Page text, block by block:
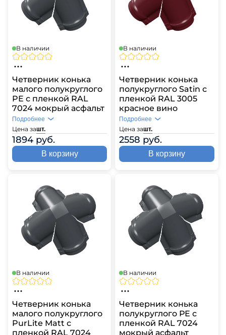
В наличии
Четверник конька
малого полукруглого
PE с пленкой RAL
7024 мокрый асфальт
Цена зашт.
1894 руб.
Подробнее
В корзину
В наличии
Четверник конька
полукруглого Satin с
пленкой RAL 3005
красное вино
Цена зашт.
2558 руб.
Подробнее
В корзину
В наличии
Четверник конька
малого полукруглого
PurLite Мatt с
пленкой RAL 7024
В наличии
Четверник конька
полукруглого РЕ с
пленкой RAL 7024
мокрый асфальт